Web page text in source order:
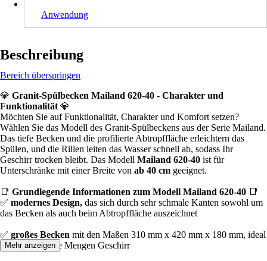
Anwendung
Beschreibung
Bereich überspringen
💎 Granit-Spülbecken Mailand 620-40 - Charakter und
Funktionalität 💎
Möchten Sie auf Funktionalität, Charakter und Komfort setzen?
Wählen Sie das Modell des Granit-Spülbeckens aus der Serie Mailand.
Das tiefe Becken und die profilierte Abtropffläche erleichtern das
Spülen, und die Rillen leiten das Wasser schnell ab, sodass Ihr
Geschirr trocken bleibt. Das Modell Mailand 620-40 ist für
Unterschränke mit einer Breite von ab 40 cm geeignet.
📑 Grundlegende Informationen zum Modell Mailand 620-40 📑
✅ modernes Design, das sich durch sehr schmale Kanten sowohl um
das Becken als auch beim Abtropffläche auszeichnet
✅ großes Becken mit den Maßen 310 mm x 420 mm x 180 mm, ideal
auch für größere Mengen Geschirr
Mehr anzeigen